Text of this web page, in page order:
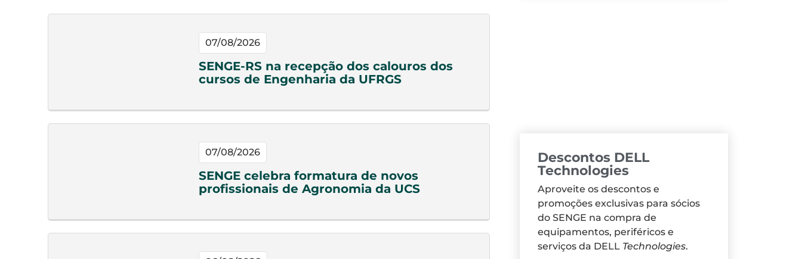
07/08/2026
SENGE-RS na recepção dos calouros dos
cursos de Engenharia da UFRGS
07/08/2026
SENGE celebra formatura de novos
profissionais de Agronomia da UCS
Descontos DELL
Technologies
Aproveite os descontos e
promoções exclusivas para sócios
do SENGE na compra de
equipamentos, periféricos e
serviços da DELL Technologies.